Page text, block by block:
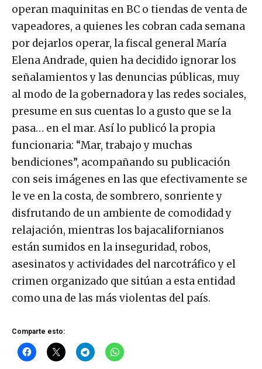
operan maquinitas en BC o tiendas de venta de
vapeadores, a quienes les cobran cada semana
por dejarlos operar, la fiscal general María
Elena Andrade, quien ha decidido ignorar los
señalamientos y las denuncias públicas, muy
al modo de la gobernadora y las redes sociales,
presume en sus cuentas lo a gusto que se la
pasa… en el mar. Así lo publicó la propia
funcionaria: “Mar, trabajo y muchas
bendiciones”, acompañando su publicación
con seis imágenes en las que efectivamente se
le ve en la costa, de sombrero, sonriente y
disfrutando de un ambiente de comodidad y
relajación, mientras los bajacalifornianos
están sumidos en la inseguridad, robos,
asesinatos y actividades del narcotráfico y el
crimen organizado que sitúan a esta entidad
como una de las más violentas del país.
Comparte esto: